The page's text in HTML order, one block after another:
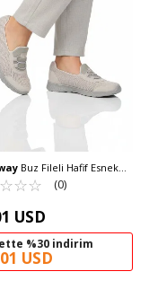
Buz Fileli Hafif Esnek
Kadın Casual
575 G
☆☆☆
★★★ (0)
USD
%30 indirim
USD